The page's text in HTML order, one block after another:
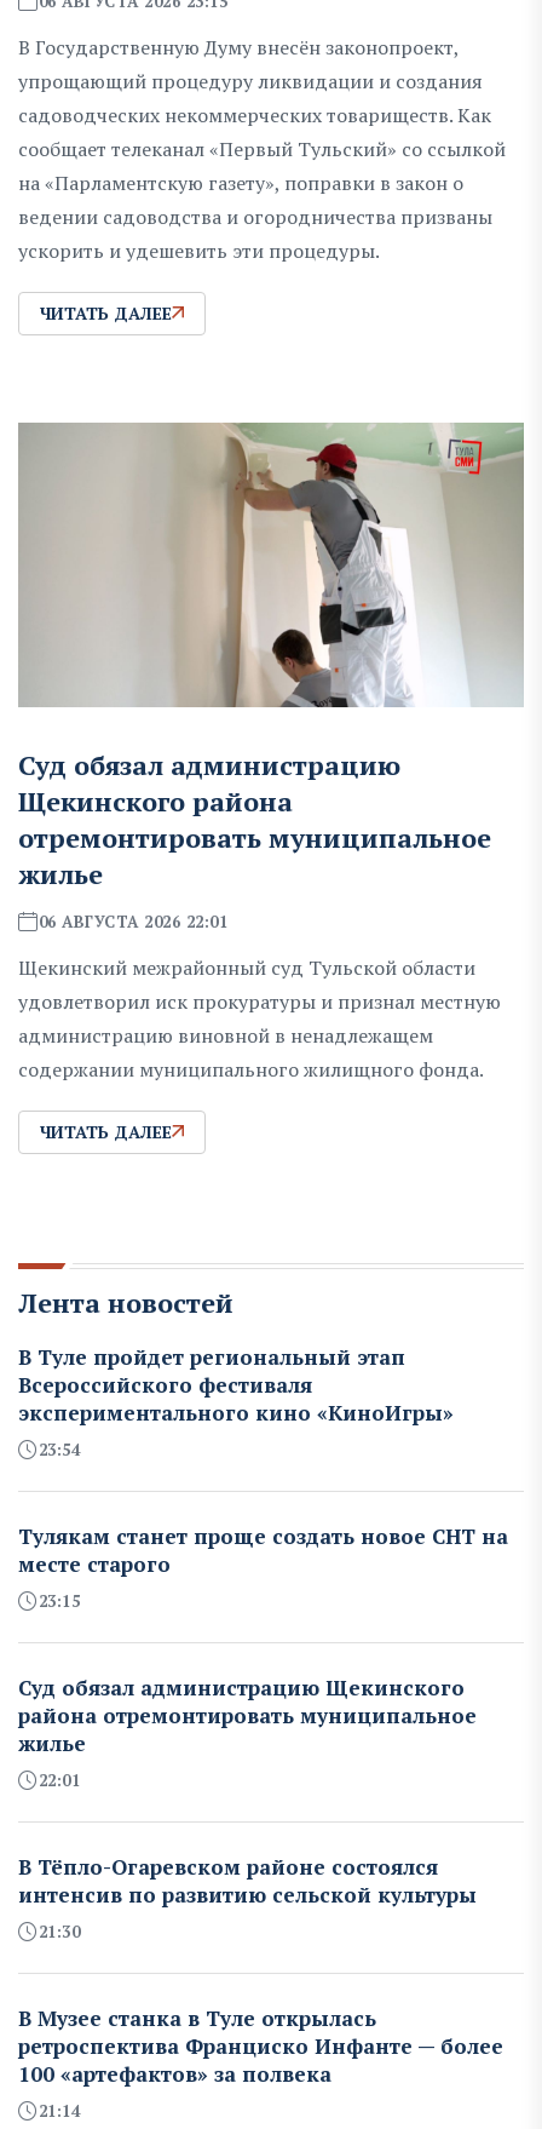
В Государственную Думу внесён законопроект,
упрощающий процедуру ликвидации и создания
садоводческих некоммерческих товариществ. Как
сообщает телеканал «Первый Тульский» со ссылкой
на «Парламентскую газету», поправки в закон о
ведении садоводства и огородничества призваны
ускорить и удешевить эти процедуры.
ЧИТАТЬ ДАЛЕЕ
Суд обязал администрацию
Щекинского района
отремонтировать муниципальное
жилье
06 АВГУСТА 2026 22:01
Щекинский межрайонный суд Тульской области
удовлетворил иск прокуратуры и признал местную
администрацию виновной в ненадлежащем
содержании муниципального жилищного фонда.
ЧИТАТЬ ДАЛЕЕ
Лента новостей
В Туле пройдет региональный этап
Всероссийского фестиваля
экспериментального кино «КиноИгры»
23:54
Тулякам станет проще создать новое СНТ на
месте старого
23:15
Суд обязал администрацию Щекинского
района отремонтировать муниципальное
жилье
22:01
В Тёпло-Огаревском районе состоялся
интенсив по развитию сельской культуры
21:30
В Музее станка в Туле открылась
ретроспектива Франциско Инфанте — более
100 «артефактов» за полвека
21:14